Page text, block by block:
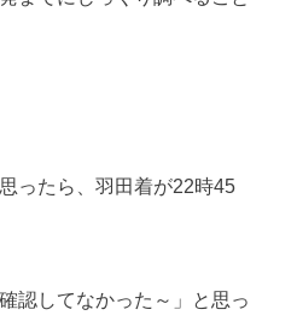
ったら、羽田着が22時45
認してなかった～」と思っ